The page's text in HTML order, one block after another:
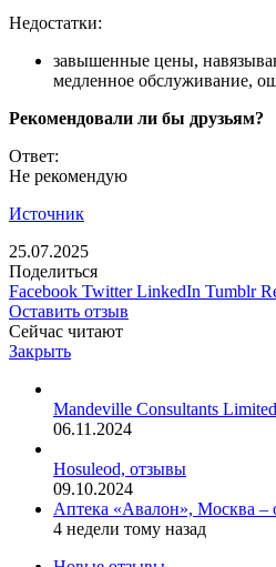
Недостатки:
завышенные цены,
медленное обслуживание,
Рекомендовали ли бы друзьям?
Ответ:
Не рекомендую
Источник
25.07.2025
Поделиться
Facebook Twitter LinkedIn Tumblr
Оставить отзыв
Сейчас читают
Закрыть
Mandeville Consultants
06.11.2024
Hosuleod, отзывы
09.10.2024
Аптека «Авалон», Москва –
4 недели тому назад